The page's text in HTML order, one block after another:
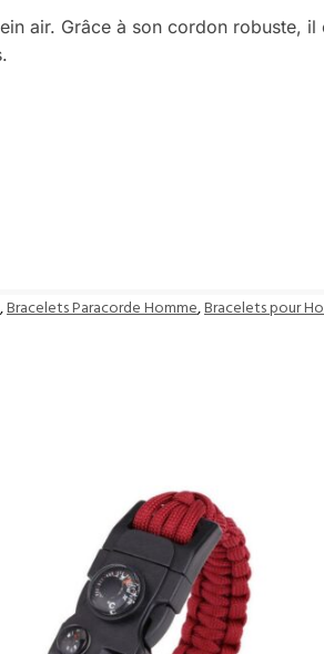
air. Grâce à son cordon robuste,
,Bracelets Paracorde Homme,Bracelets pour